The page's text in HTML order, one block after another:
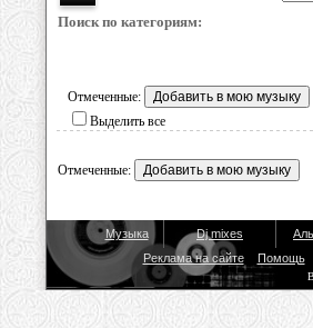
Поиск по категориям:
Отмеченные:
Выделить все
Отмеченные:
Музыка Dj mixes
Реклама на сайте
Помощь